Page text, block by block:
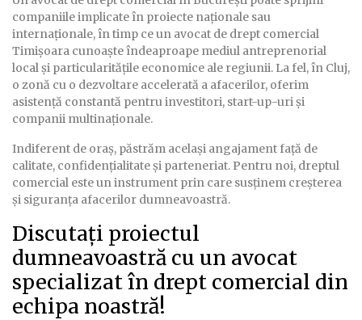
companiile implicate în proiecte naționale sau
internaționale, în timp ce un avocat de drept comercial
Timișoara cunoaște îndeaproape mediul antreprenorial
local și particularitățile economice ale regiunii. La fel, în Cluj,
o zonă cu o dezvoltare accelerată a afacerilor, oferim
asistență constantă pentru investitori, start-up-uri și
companii multinaționale.
Indiferent de oraș, păstrăm același angajament față de
calitate, confidențialitate și parteneriat. Pentru noi, dreptul
comercial este un instrument prin care susținem creșterea
și siguranța afacerilor dumneavoastră.
Discutați proiectul
dumneavoastră cu un avocat
specializat în drept comercial din
echipa noastră!